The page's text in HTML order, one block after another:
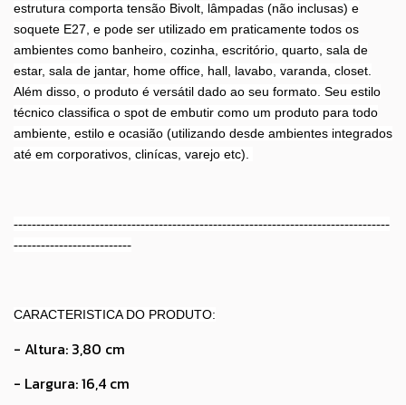
estrutura comporta tensão Bivolt, lâmpadas (não inclusas) e
soquete E27, e pode ser utilizado em praticamente todos os
ambientes como banheiro, cozinha, escritório, quarto, sala de
estar, sala de jantar, home office, hall, lavabo, varanda, closet.
Além disso, o produto é versátil dado ao seu formato. Seu estilo
técnico classifica o spot de embutir como um produto para todo
ambiente, estilo e ocasião (utilizando desde ambientes integrados
até em corporativos, clinícas, varejo etc).
-----------------------------------------------------------------------------------
--------------------------
CARACTERISTICA DO PRODUTO:
- Altura: 3,80 cm
- Largura: 16,4 cm